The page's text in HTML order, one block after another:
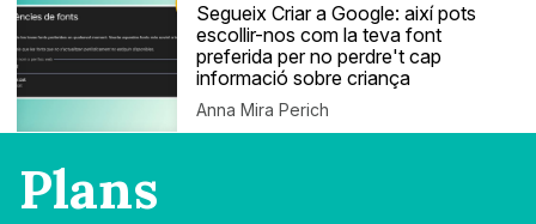
Segueix Criar a Google: així pots
escollir-nos com la teva font
preferida per no perdre't cap
informació sobre criança
Anna Mira Perich
Plans